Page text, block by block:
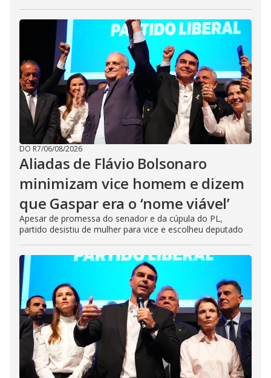
DO R7/06/08/2026
Aliadas de Flávio Bolsonaro
minimizam vice homem e dizem
que Gaspar era o ‘nome viável’
Apesar de promessa do senador e da cúpula do PL,
partido desistiu de mulher para vice e escolheu deputado